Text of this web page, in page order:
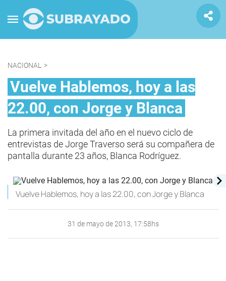
NACIONAL >
Vuelve Hablemos, hoy a las
22.00, con Jorge y Blanca
La primera invitada del año en el nuevo ciclo de
entrevistas de Jorge Traverso será su compañera de
pantalla durante 23 años, Blanca Rodríguez.
Vuelve Hablemos, hoy a las 22.00, con Jorge y Blanca
31 de mayo de 2013, 17:58hs